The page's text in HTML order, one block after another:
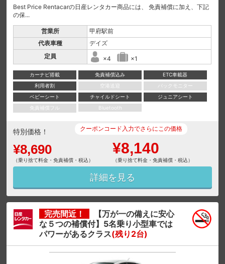
Best Price Rentacarの日産レンタカー商品には、 免責補償に加え、下記
の保...
営業所
甲府駅前
代表車種
デイズ
定員
×4 ×1
カーナビ搭載 免責補償込み
ETC車載器
利用者割
空港送迎
バックモニター
ベビーシート
チャイルドシート
ジュニアシート
免責補償フル
Bluetooth
特別価格！
¥8,690
（乗り捨て料金・免責補償・税込）
クーポンコード入力でさらにこの価格
¥8,140
（乗り捨て料金・免責補償・税込）
詳細を見る
完売間近！
【万が一の備えに安心
な５つの補償付】5名乗り小型車では
パワーがあるクラス(残り2台)